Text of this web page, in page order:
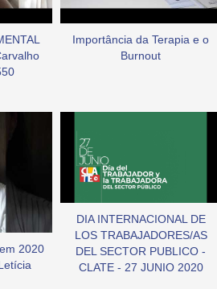
Importância da Terapia e o
Burnout
2020
DIA INTERNACIONAL DE
LOS TRABAJADORES/AS
DEL SECTOR PUBLICO -
CLATE - 27 JUNIO 2020